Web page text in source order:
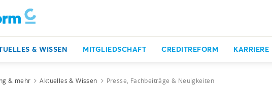
& WISSEN MITGLIEDSCHAFT CREDITREFORM KARRIERE
& mehr Aktuelles & Wissen Presse, Fachbeiträge & Neuigkeiten